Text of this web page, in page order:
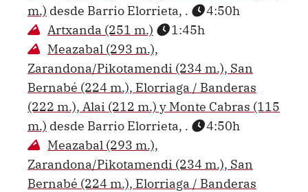
m.) desde Barrio Elorrieta, .
4:50h
Artxanda (251 m.)
1:45h
Meazabal (293 m.),
Zarandona/Pikotamendi (234 m.), San
Bernabé (224 m.), Elorriaga / Banderas
(222 m.), Alai (212 m.) y Monte Cabras (115
m.) desde Barrio Elorrieta, .
4:50h
Meazabal (293 m.),
Zarandona/Pikotamendi (234 m.), San
Bernabé (224 m.), Elorriaga / Banderas